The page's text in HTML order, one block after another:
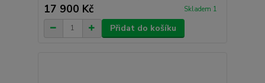
17 900 Kč Skladem 1
Přidat do košíku